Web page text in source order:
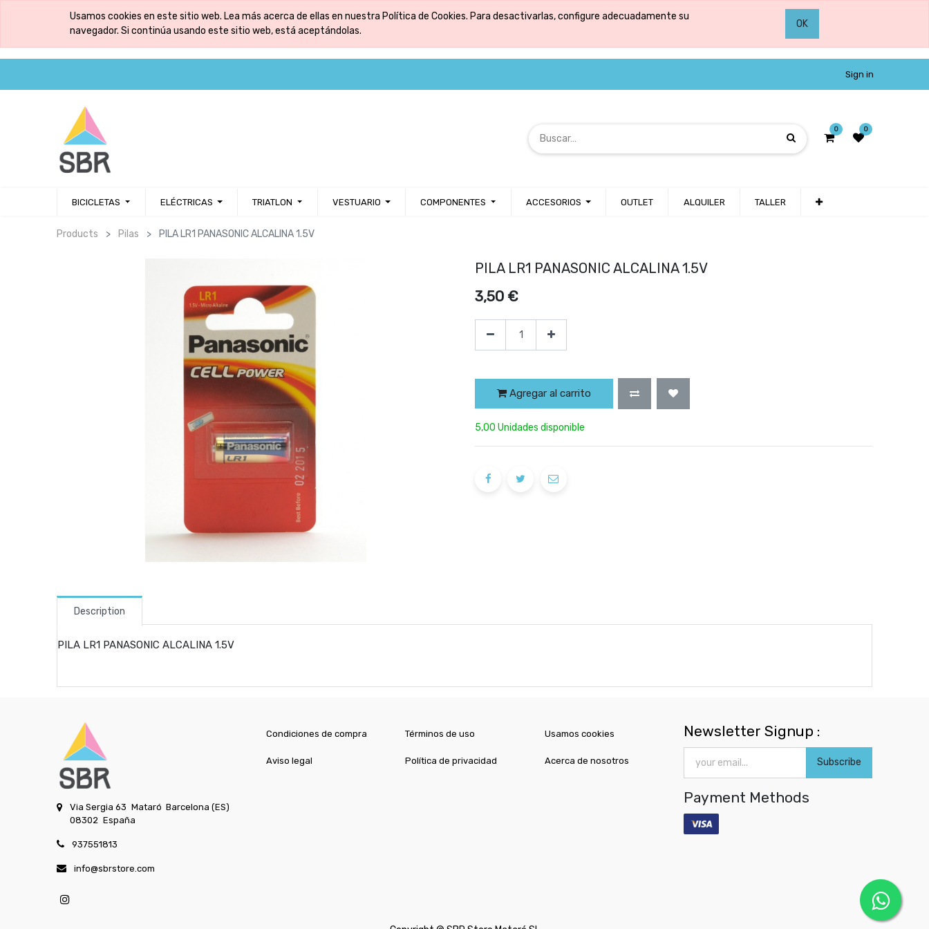
Usamos cookies en este sitio web. Lea más acerca de ellas en nuestra Política de Cookies. Para desactivarlas, configure adecuadamente su
navegador. Si continúa usando este sitio web, está aceptándolas.
OK
Sign in
0 0
BICICLETAS ELÉCTRICAS TRIATLON VESTUARIO COMPONENTES ACCESORIOS OUTLET ALQUILER TALLER
Products Pilas PILA LR1 PANASONIC ALCALINA 1.5V
PILA LR1 PANASONIC ALCALINA 1.5V
3,50 €
Agregar al carrito
5,00 Unidades disponible
Description
PILA LR1 PANASONIC ALCALINA 1.5V
Via Sergia 63 Mataró Barcelona (ES)
08302 España
937551813
info@sbrstore.com
Condiciones de compra
Aviso legal
Términos de uso
Política de privacidad
Usamos cookies
Acerca de nosotros
Newsletter Signup :
Subscribe
Payment Methods